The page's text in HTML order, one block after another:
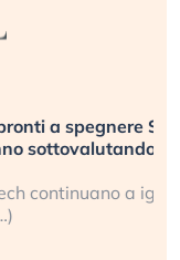
Gli
rischio?
il rischio